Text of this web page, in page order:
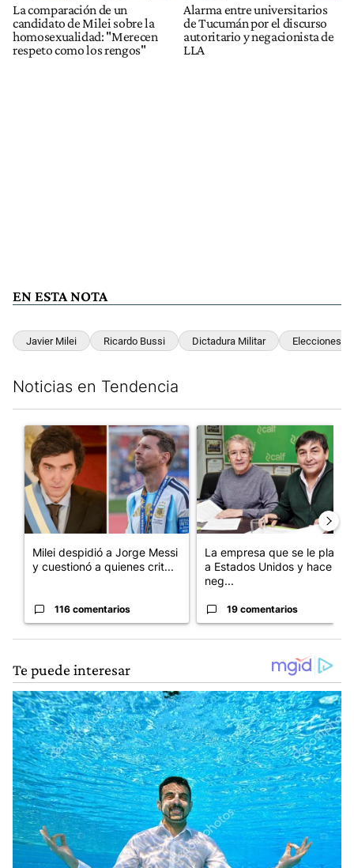
La comparación de un
candidato de Milei sobre la
homosexualidad: "Merecen
respeto como los rengos"
Alarma entre universitarios
de Tucumán por el discurso
autoritario y negacionista de
LLA
EN ESTA NOTA
Javier Milei Ricardo Bussi Dictadura Militar Elecciones
Noticias en Tendencia
Un artículo de tendencia con el título "Milei despidió a Jorge
Milei despidió a Jorge Messi
y cuestionó a quienes crit...
116 comentarios
Un artículo de tendencia con
La empresa que se le plantó
a Estados Unidos y hace
neg...
19 comentarios